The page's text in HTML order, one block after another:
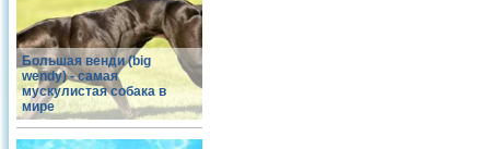
Большая венди (big
wendy) - самая
мускулистая собака в
мире